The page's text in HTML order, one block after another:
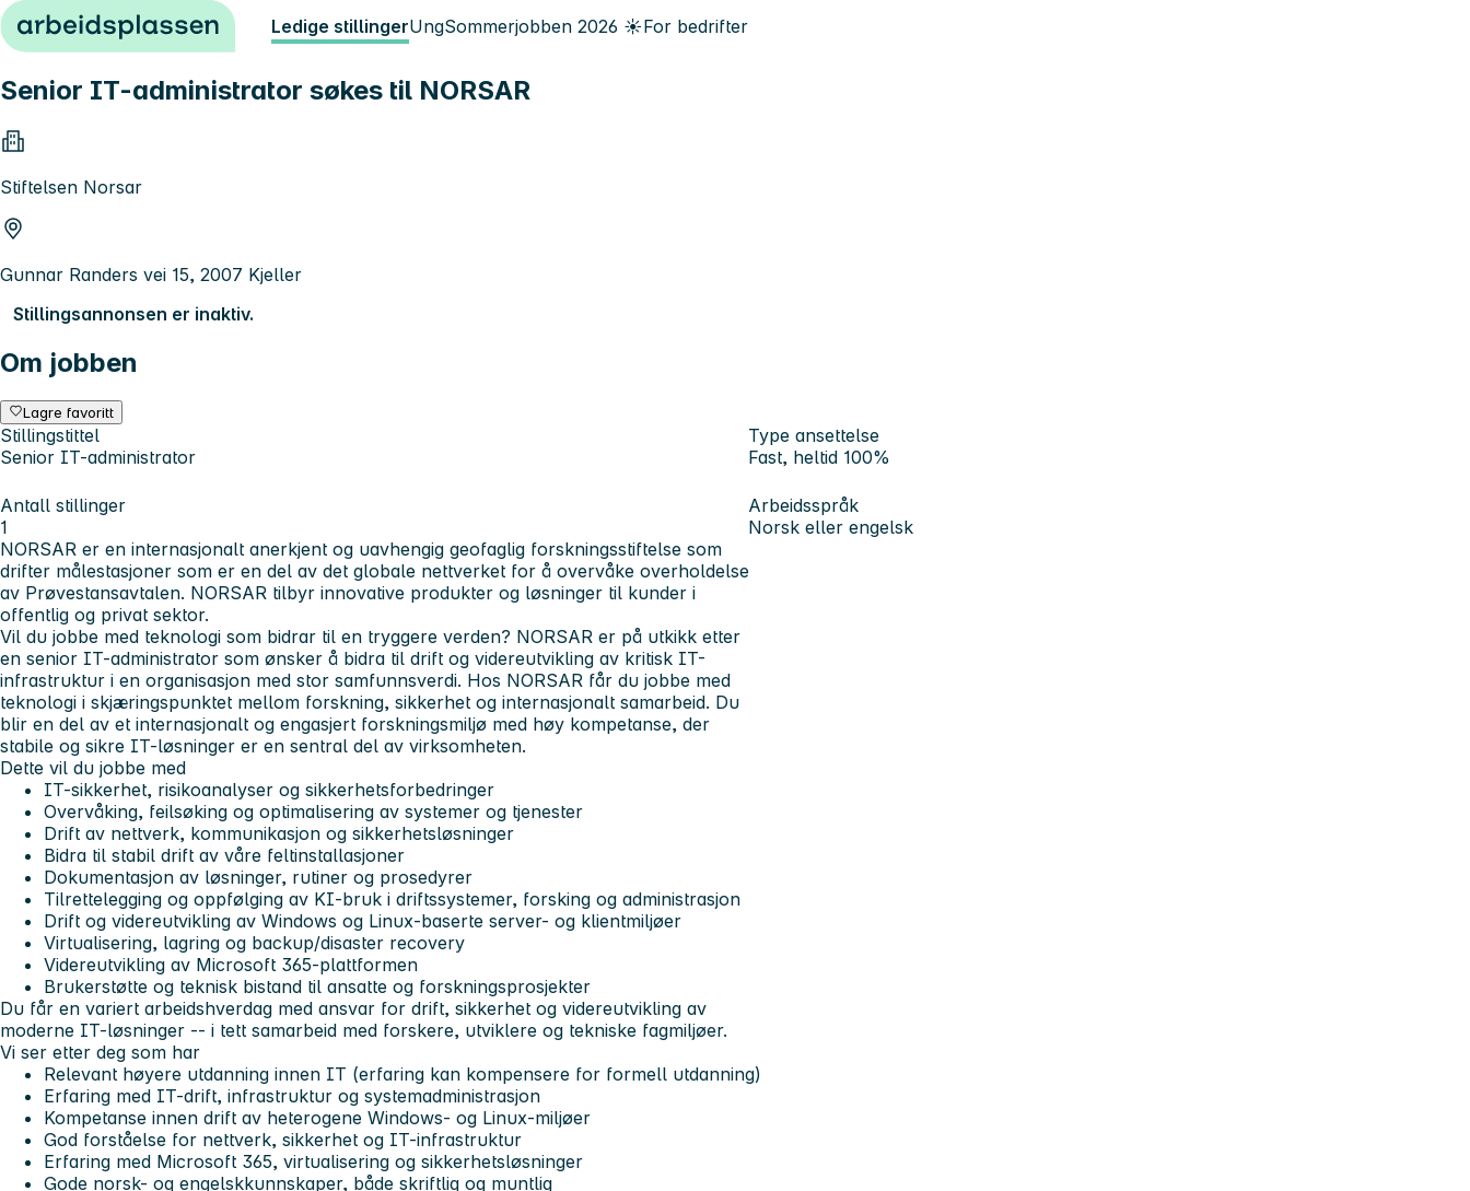
Hopp til innhold Ledige stillingerUngSommerjobben 2026 ☀️For bedrifter
Senior IT-administrator søkes til NORSAR
Stiftelsen Norsar
Gunnar Randers vei 15, 2007 Kjeller
Stillingsannonsen er inaktiv.
Om jobben
Lagre favoritt
Stillingstittel
Senior IT-administrator
Type ansettelse
Fast, heltid 100%
Antall stillinger
1
Arbeidsspråk
Norsk eller engelsk
NORSAR er en internasjonalt anerkjent og uavhengig geofaglig forskningsstiftelse som
drifter målestasjoner som er en del av det globale nettverket for å overvåke overholdelse
av Prøvestansavtalen. NORSAR tilbyr innovative produkter og løsninger til kunder i
offentlig og privat sektor.
Vil du jobbe med teknologi som bidrar til en tryggere verden? NORSAR er på utkikk etter
en senior IT-administrator som ønsker å bidra til drift og videreutvikling av kritisk IT-
infrastruktur i en organisasjon med stor samfunnsverdi. Hos NORSAR får du jobbe med
teknologi i skjæringspunktet mellom forskning, sikkerhet og internasjonalt samarbeid. Du
blir en del av et internasjonalt og engasjert forskningsmiljø med høy kompetanse, der
stabile og sikre IT-løsninger er en sentral del av virksomheten.
Dette vil du jobbe med
IT-sikkerhet, risikoanalyser og sikkerhetsforbedringer
Overvåking, feilsøking og optimalisering av systemer og tjenester
Drift av nettverk, kommunikasjon og sikkerhetsløsninger
Bidra til stabil drift av våre feltinstallasjoner
Dokumentasjon av løsninger, rutiner og prosedyrer
Tilrettelegging og oppfølging av KI-bruk i driftssystemer, forsking og administrasjon
Drift og videreutvikling av Windows og Linux-baserte server- og klientmiljøer
Virtualisering, lagring og backup/disaster recovery
Videreutvikling av Microsoft 365-plattformen
Brukerstøtte og teknisk bistand til ansatte og forskningsprosjekter
Du får en variert arbeidshverdag med ansvar for drift, sikkerhet og videreutvikling av
moderne IT-løsninger -- i tett samarbeid med forskere, utviklere og tekniske fagmiljøer.
Vi ser etter deg som har
Relevant høyere utdanning innen IT (erfaring kan kompensere for formell utdanning)
Erfaring med IT-drift, infrastruktur og systemadministrasjon
Kompetanse innen drift av heterogene Windows- og Linux-miljøer
God forståelse for nettverk, sikkerhet og IT-infrastruktur
Erfaring med Microsoft 365, virtualisering og sikkerhetsløsninger
Gode norsk- og engelskkunnskaper, både skriftlig og muntlig